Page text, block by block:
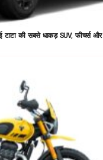
टाटा की सबसे धाकड़ SUV, फीचर्स